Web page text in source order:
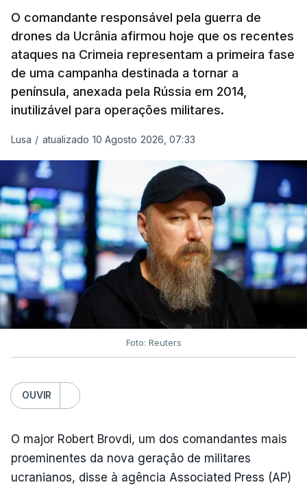
O comandante responsável pela guerra de
drones da Ucrânia afirmou hoje que os recentes
ataques na Crimeia representam a primeira fase
de uma campanha destinada a tornar a
península, anexada pela Rússia em 2014,
inutilizável para operações militares.
Lusa / atualizado 10 Agosto 2026, 07:33
Foto: Reuters
OUVIR
O major Robert Brovdi, um dos comandantes mais
proeminentes da nova geração de militares
ucranianos, disse à agência Associated Press (AP)